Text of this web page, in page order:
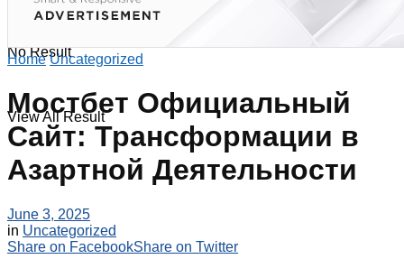
No Result
View All Result
Home Uncategorized
Мостбет Официальный
Сайт: Трансформации в
Азартной Деятельности
June 3, 2025
in Uncategorized
Share on FacebookShare on Twitter